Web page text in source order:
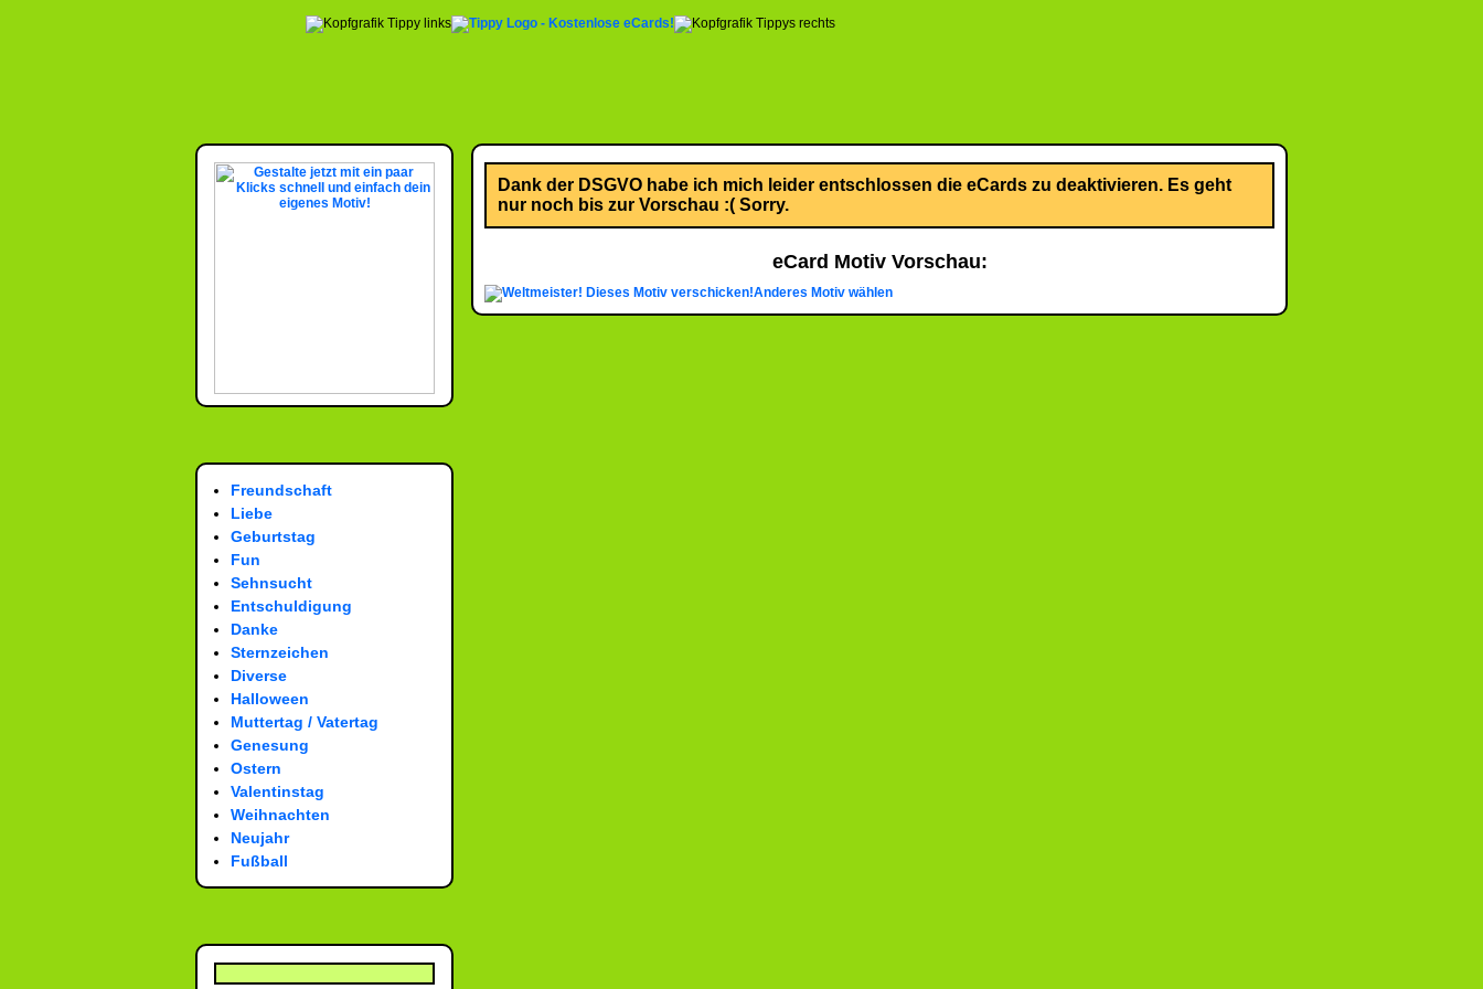
Freundschaft
Liebe
Geburtstag
Fun
Sehnsucht
Entschuldigung
Danke
Sternzeichen
Diverse
Halloween
Muttertag / Vatertag
Genesung
Ostern
Valentinstag
Weihnachten
Neujahr
Fußball
Dank der DSGVO habe ich mich leider entschlossen die eCards zu deaktivieren. Es geht
nur noch bis zur Vorschau :( Sorry.
eCard Motiv Vorschau:
Dieses Motiv verschicken!Anderes Motiv wählen